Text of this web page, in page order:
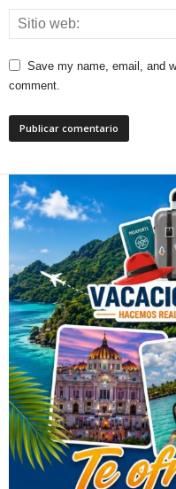
Save my name, email, and
comment.